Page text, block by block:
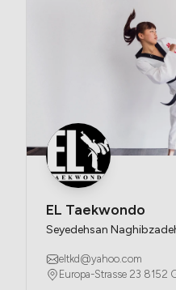
EL Taekwondo
Seyedehsan
eltkd@yahoo.com
Europa-Strasse 23 8152